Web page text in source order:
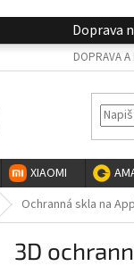
Doprava
DOPRAVA
XIAOMI
Ochranná skla na
3D